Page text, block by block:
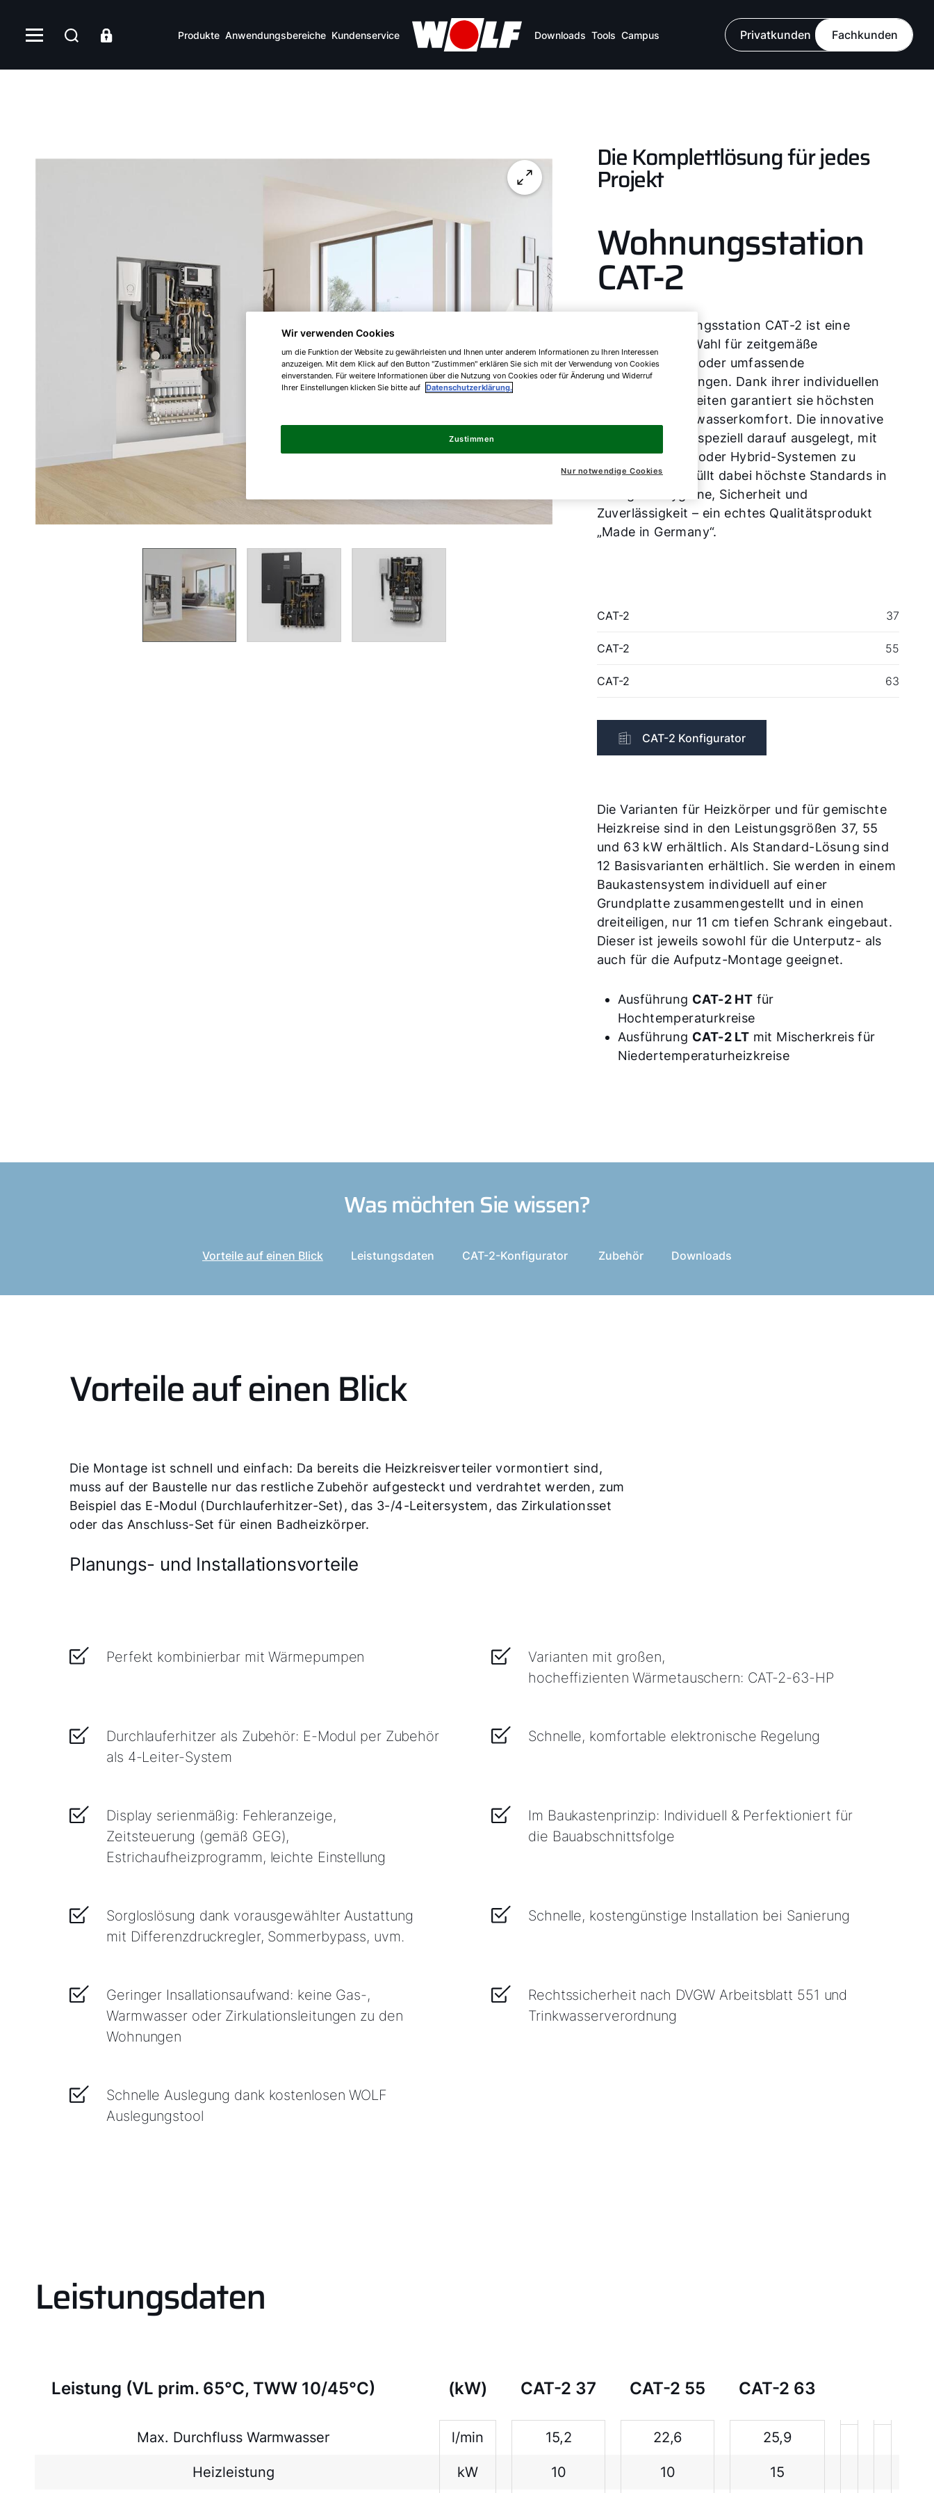
Produkte Anwendungsbereiche Kundenservice Downloads Tools Campus Privatkunden Fachkunden
Die Komplettlösung für jedes
Projekt
Wohnungsstation
CAT-2
Die neue Wohnungsstation CAT-2 ist eine
hervorragende Wahl für zeitgemäße
Neubauprojekte oder umfassende
Heizungssanierungen. Dank ihrer individuellen
Einstellmöglichkeiten garantiert sie höchsten
Heiz- und Warmwasserkomfort. Die innovative
Konstruktion ist speziell darauf ausgelegt, mit
Wärmepumpen- oder Hybrid-Systemen zu
arbeiten und erfüllt dabei höchste Standards in
Bezug auf Hygiene, Sicherheit und
Zuverlässigkeit – ein echtes Qualitätsprodukt
„Made in Germany“.
CAT-2 37
CAT-2 55
CAT-2 63
CAT-2 Konfigurator
Die Varianten für Heizkörper und für gemischte
Heizkreise sind in den Leistungsgrößen 37, 55
und 63 kW erhältlich. Als Standard-Lösung sind
12 Basisvarianten erhältlich. Sie werden in einem
Baukastensystem individuell auf einer
Grundplatte zusammengestellt und in einen
dreiteiligen, nur 11 cm tiefen Schrank eingebaut.
Dieser ist jeweils sowohl für die Unterputz- als
auch für die Aufputz-Montage geeignet.
Ausführung CAT-2 HT für
Hochtemperaturkreise
Ausführung CAT-2 LT mit Mischerkreis für
Niedertemperaturheizkreise
Was möchten Sie wissen?
Vorteile auf einen Blick Leistungsdaten CAT-2-Konfigurator Zubehör Downloads
Vorteile auf einen Blick
Die Montage ist schnell und einfach: Da bereits die Heizkreisverteiler vormontiert sind,
muss auf der Baustelle nur das restliche Zubehör aufgesteckt und verdrahtet werden, zum
Beispiel das E-Modul (Durchlauferhitzer-Set), das 3-/4-Leitersystem, das Zirkulationsset
oder das Anschluss-Set für einen Badheizkörper.
Planungs- und Installationsvorteile
Perfekt kombinierbar mit Wärmepumpen
Varianten mit großen,
hocheffizienten Wärmetauschern: CAT-2-63-HP
Durchlauferhitzer als Zubehör: E-Modul per Zubehör
als 4-Leiter-System
Schnelle, komfortable elektronische Regelung
Display serienmäßig: Fehleranzeige,
Zeitsteuerung (gemäß GEG),
Estrichaufheizprogramm, leichte Einstellung
Im Baukastenprinzip: Individuell & Perfektioniert für
die Bauabschnittsfolge
Sorgloslösung dank vorausgewählter Austattung
mit Differenzdruckregler, Sommerbypass, uvm.
Schnelle, kostengünstige Installation bei Sanierung
Geringer Insallationsaufwand: keine Gas-,
Warmwasser oder Zirkulationsleitungen zu den
Wohnungen
Rechtssicherheit nach DVGW Arbeitsblatt 551 und
Trinkwasserverordnung
Schnelle Auslegung dank kostenlosen WOLF
Auslegungstool
Leistungsdaten
Leistung (VL prim. 65°C, TWW 10/45°C) (kW) CAT-2 37 CAT-2 55 CAT-2 63
Max. Durchfluss Warmwasser l/min 15,2 22,6 25,9
Heizleistung kW 10 10 15
Wir verwenden Cookies
um die Funktion der Website zu gewährleisten und Ihnen unter anderem Informationen zu Ihren Interessen
anzuzeigen. Mit dem Klick auf den Button "Zustimmen" erklären Sie sich mit der Verwendung von Cookies
einverstanden. Für weitere Informationen über die Nutzung von Cookies oder für Änderung und Widerruf
Ihrer Einstellungen klicken Sie bitte auf Datenschutzerklärung.
Nur notwendige Cookies
Zustimmen